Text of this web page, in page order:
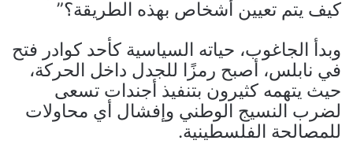
كيف يتم تعيين أشخاص بهذه الطريقة؟”
وبدأ الجاغوب، حياته السياسية كأحد كوادر فتح
في نابلس، أصبح رمزًا للجدل داخل الحركة،
حيث يتهمه كثيرون بتنفيذ أجندات تسعى
لضرب النسيج الوطني وإفشال أي محاولات
للمصالحة الفلسطينية.